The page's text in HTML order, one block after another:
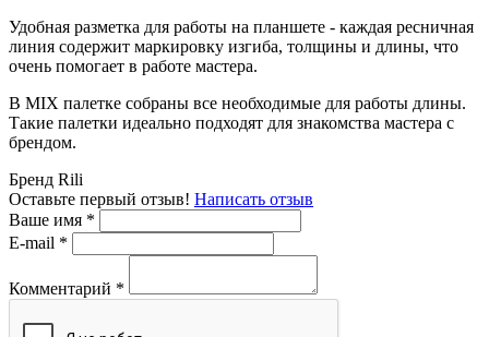
Удобная разметка для работы на планшете - каждая ресничная
линия содержит маркировку изгиба, толщины и длины, что
очень помогает в работе мастера.
В MIX палетке собраны все необходимые для работы длины.
Такие палетки идеально подходят для знакомства мастера с
брендом.
Бренд Rili
Оставьте первый отзыв! Написать отзыв
Ваше имя *
E-mail *
Комментарий *